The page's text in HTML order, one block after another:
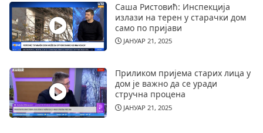
Саша Ристовић: Инспекција
излази на терен у старачки дом
само по пријави
ЈАНУАР 21, 2025
Приликом пријема старих лица у
дом је важно да се уради
стручна процена
ЈАНУАР 21, 2025